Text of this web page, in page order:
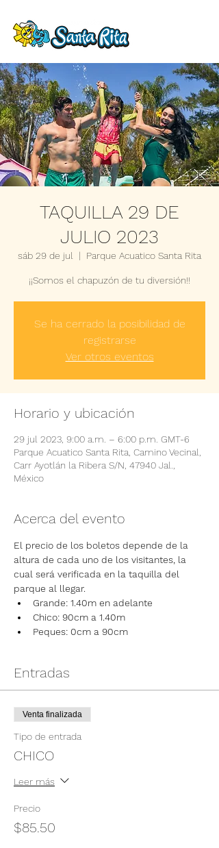
TAQUILLA 29 DE
JULIO 2023
sáb 29 de jul
  |
Parque Acuatico Santa Rita
¡¡Somos el chapuzón de tu diversión!!
Se ha cerrado la posibilidad de
registrarse
Ver otros eventos
Horario y ubicación
29 jul 2023, 9:00 a.m. – 6:00 p.m. GMT-6
Parque Acuatico Santa Rita, Camino Vecinal,
Carr Ayotlán la Ribera S/N, 47940 Jal.,
México
Acerca del evento
El precio de los boletos depende de la
altura de cada uno de los visitantes, la
cual será verificada en la taquilla del
parque al llegar.
Grande: 1.40m en adelante
Chico: 90cm a 1.40m
Peques: 0cm a 90cm
Entradas
Venta finalizada
Tipo de entrada
CHICO
Leer más
Precio
$85.50